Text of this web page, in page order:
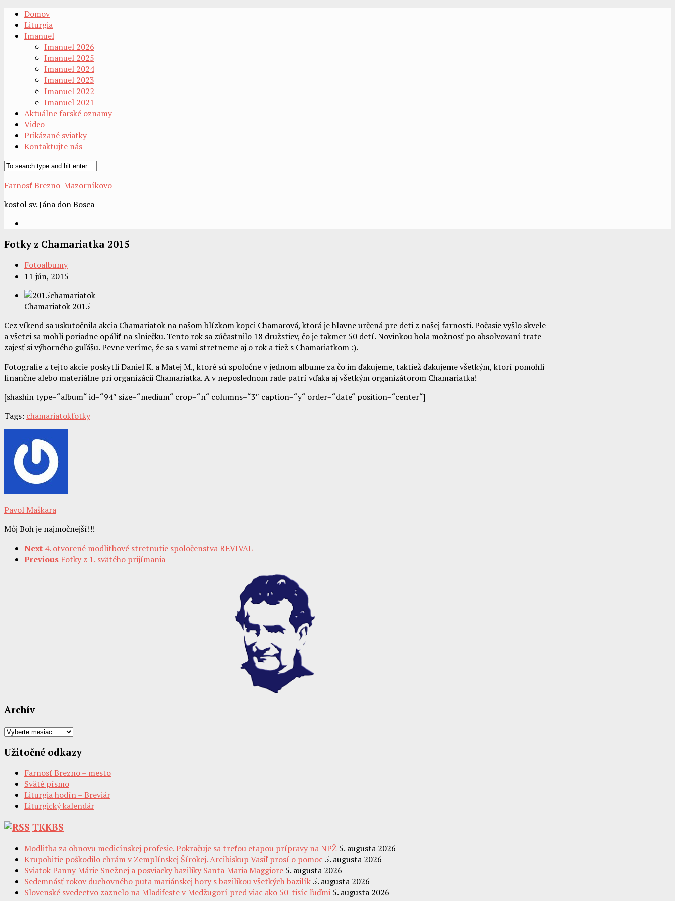
Domov
Liturgia
Imanuel
Imanuel 2026
Imanuel 2025
Imanuel 2024
Imanuel 2023
Imanuel 2022
Imanuel 2021
Aktuálne farské oznamy
Video
Prikázané sviatky
Kontaktujte nás
Farnosť Brezno-Mazorníkovo
kostol sv. Jána don Bosca
Fotky z Chamariatka 2015
Fotoalbumy
11 jún, 2015
Chamariatok 2015
Cez víkend sa uskutočnila akcia Chamariatok na našom blízkom kopci Chamarová, ktorá je hlavne určená pre deti z našej farnosti. Počasie vyšlo skvele
a všetci sa mohli poriadne opáliť na slniečku. Tento rok sa zúčastnilo 18 družstiev, čo je takmer 50 detí. Novinkou bola možnosť po absolvovaní trate
zajesť si výborného guľášu. Pevne veríme, že sa s vami stretneme aj o rok a tiež s Chamariatkom :).
Fotografie z tejto akcie poskytli Daniel K. a Matej M., ktoré sú spoločne v jednom albume za čo im ďakujeme, taktiež ďakujeme všetkým, ktorí pomohli
finančne alebo materiálne pri organizácii Chamariatka. A v neposlednom rade patrí vďaka aj všetkým organizátorom Chamariatka!
[shashin type=“album“ id=“94″ size=“medium“ crop=“n“ columns=“3″ caption=“y“ order=“date“ position=“center“]
Tags: chamariatokfotky
Pavol Maškara
Môj Boh je najmočnejší!!!
Next 4. otvorené modlitbové stretnutie spoločenstva REVIVAL
Previous Fotky z 1. svätého prijímania
Archív
Archív
Užitočné odkazy
Farnosť Brezno – mesto
Sväté písmo
Liturgia hodín – Breviár
Liturgický kalendár
TKKBS
Modlitba za obnovu medicínskej profesie. Pokračuje sa treťou etapou prípravy na NPŽ 5. augusta 2026
Krupobitie poškodilo chrám v Zemplínskej Šírokej. Arcibiskup Vasiľ prosí o pomoc 5. augusta 2026
Sviatok Panny Márie Snežnej a posviacky baziliky Santa Maria Maggiore 5. augusta 2026
Sedemnásť rokov duchovného puta mariánskej hory s bazilikou všetkých bazilík 5. augusta 2026
Slovenské svedectvo zaznelo na Mladifeste v Medžugorí pred viac ako 50-tisíc ľuďmi 5. augusta 2026